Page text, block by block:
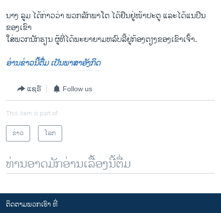
ນາງ ລູມ ໄດ້ກ່າວວ່າ ພວກລັກພາໂຕ ໄດ້ຢືນຢູ່ໜ້າປະຕູ ແລະໄດ້ແນປືນ
ຂອງເຂົາ
ໃສ່ພວກນັກຮຽນ ຜູ້ທີ່ໄດ້ພະຍາຍາມຫລົບລີ້ຢູ່ກ້ອງຕຽງຂອງເຂົາເຈົ້າ.
ອ່ານຂ່າວນີ້ຕື່ມ ເປັນພາສາອັງກິດ
ແຊຣ໌ Follow us
This item is part of
ຂ່າວ
ໂລກ
ທ່ານອາດມັກອ່ານເລື້ອງນີ້ຕື່ມ
ຕິດຕາມພວກເຮົາ ທີ່